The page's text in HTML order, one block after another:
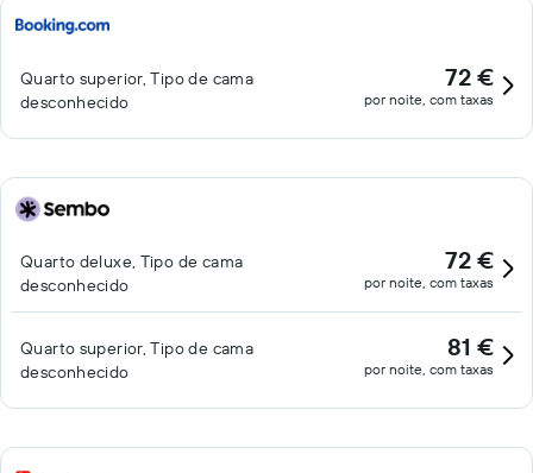
Quarto superior, Tipo de cama
desconhecido
72 €
por noite, com taxas
Quarto deluxe, Tipo de cama
desconhecido
72 €
por noite, com taxas
Quarto superior, Tipo de cama
desconhecido
81 €
por noite, com taxas